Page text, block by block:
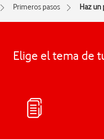
Primeros pasos Haz un
Elige el tema de